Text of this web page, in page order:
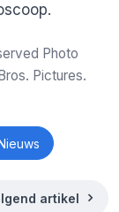
Photo
Pictures.
artikel